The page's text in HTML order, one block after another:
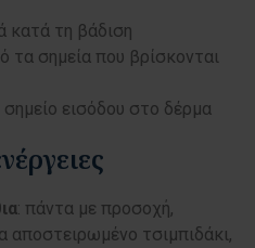
κατά τη βάδιση
τα σημεία που βρίσκονται
εισόδου στο δέρμα
: πάντα με προσοχή,
αποστειρωμένο τσιμπιδάκι,